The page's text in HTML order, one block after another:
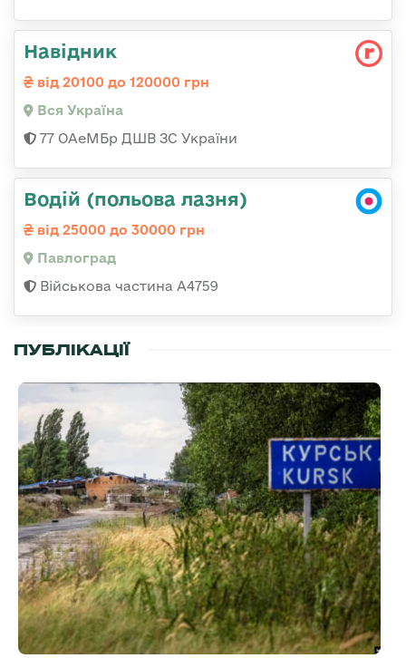
Навідник
від 20100 до 120000 грн
Вся Україна
77 ОАеМБр ДШВ ЗС України
Водій (польова лазня)
від 25000 до 30000 грн
Павлоград
Військова частина А4759
ПУБЛІКАЦІЇ